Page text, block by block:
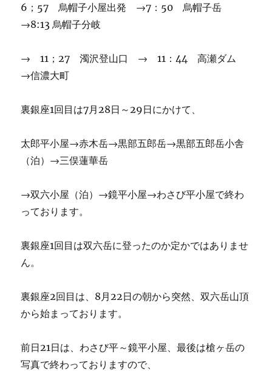
6；57 烏帽子小屋出発 →7：50 烏帽子岳
→8:13 烏帽子分岐
→ 11；27 濁沢登山口 → 11：44 高瀬ダム
→信濃大町
裏銀座1回目は7月28日～29日にかけて、
太郎平小屋→赤木岳→黒部五郎岳→黒部五郎岳小舎
（泊）→三俣蓮華岳
→双六小屋（泊）→鏡平小屋→わさび平小屋で終わ
っております。
裏銀座1回目は双六岳に登ったのか定かではありませ
ん。
裏銀座2回目は、8月22日の朝から突然、双六岳山頂
から始まっております。
前日21日は、わさび平～鏡平小屋、最後は槍ヶ岳の
写真で終わっておりますので、